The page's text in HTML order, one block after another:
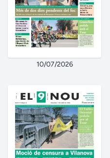
10/07/2026